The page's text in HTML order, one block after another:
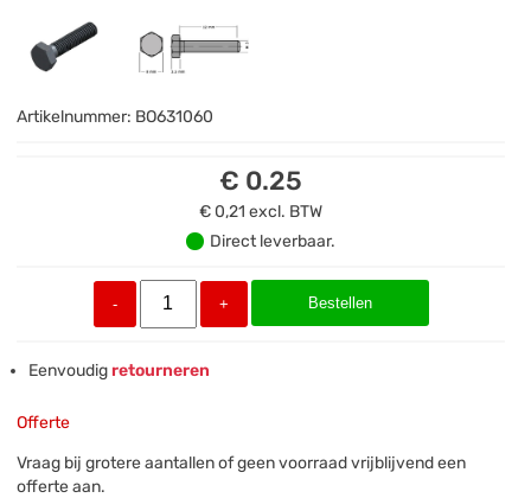
Artikelnummer: BO631060
€ 0.25
€ 0,21 excl. BTW
Direct leverbaar.
- + Bestellen
Eenvoudigretourneren
Offerte
Vraag bij grotere aantallen of geen voorraad vrijblijvend een
offerte aan.